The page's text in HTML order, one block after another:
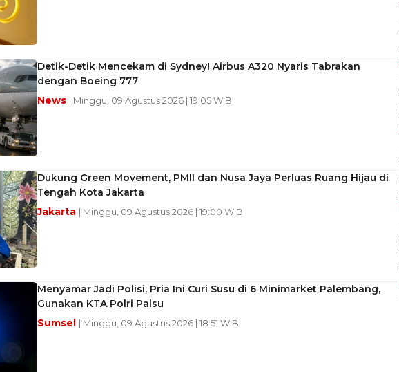
Detik-Detik Mencekam di Sydney! Airbus A320 Nyaris Tabrakan
dengan Boeing 777
News | Minggu, 09 Agustus 2026 | 19:05 WIB
Dukung Green Movement, PMII dan Nusa Jaya Perluas Ruang Hijau di
Tengah Kota Jakarta
Jakarta | Minggu, 09 Agustus 2026 | 19:00 WIB
Menyamar Jadi Polisi, Pria Ini Curi Susu di 6 Minimarket Palembang,
Gunakan KTA Polri Palsu
Sumsel | Minggu, 09 Agustus 2026 | 18:51 WIB